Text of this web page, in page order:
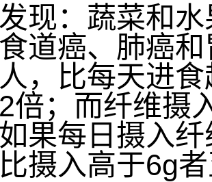
现：蔬菜和
道癌、肺癌
，比每天进
倍；而纤维摄
果每日摄入
摄入高于6g